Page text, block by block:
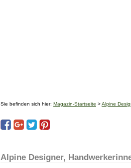
Sie befinden sich hier: Magazin-Startseite >Alpine
Alpine Designer,